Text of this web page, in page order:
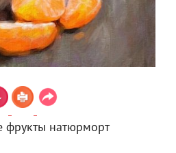
фрукты натюрморт